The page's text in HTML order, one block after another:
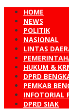
HOME
NEWS
POLITIK
NASIONAL
LINTAS
HUKUM &
DPRD
PEMKAB
INFOTORIAL
DPRD SIAK